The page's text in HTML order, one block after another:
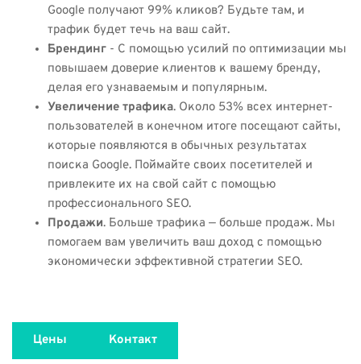
Google получают 99% кликов? Будьте там, и
трафик будет течь на ваш сайт.
Брендинг- С помощью усилий по оптимизации мы
повышаем доверие клиентов к вашему бренду,
делая его узнаваемым и популярным.
Увеличение трафика. Около 53% всех интернет-
пользователей в конечном итоге посещают сайты,
которые появляются в обычных результатах
поиска Google. Поймайте своих посетителей и
привлеките их на свой сайт с помощью
профессионального SEO.
Продажи. Больше трафика — больше продаж. Мы
помогаем вам увеличить ваш доход с помощью
экономически эффективной стратегии SEO.
Цены Контакт